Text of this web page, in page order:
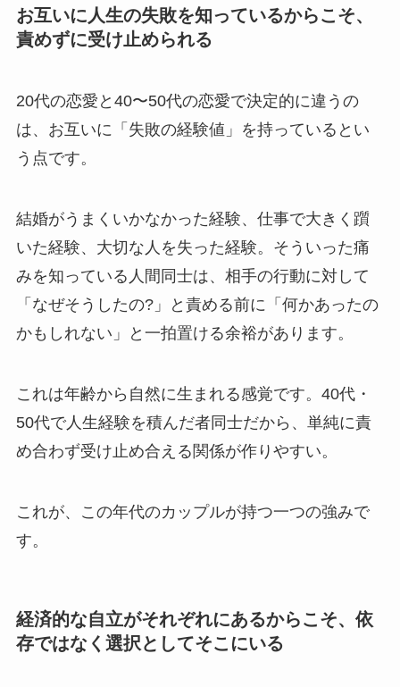
お互いに人生の失敗を知っているからこそ、
責めずに受け止められる
20代の恋愛と40〜50代の恋愛で決定的に違うの
は、お互いに「失敗の経験値」を持っているとい
う点です。
結婚がうまくいかなかった経験、仕事で大きく躓
いた経験、大切な人を失った経験。そういった痛
みを知っている人間同士は、相手の行動に対して
「なぜそうしたの?」と責める前に「何かあったの
かもしれない」と一拍置ける余裕があります。
これは年齢から自然に生まれる感覚です。40代・
50代で人生経験を積んだ者同士だから、単純に責
め合わず受け止め合える関係が作りやすい。
これが、この年代のカップルが持つ一つの強みで
す。
経済的な自立がそれぞれにあるからこそ、依
存ではなく選択としてそこにいる